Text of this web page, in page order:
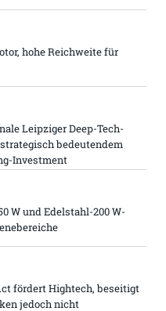
hohe Reichweite für
Leipziger Deep-Tech-
bedeutendem
Investment
W und Edelstahl-200 W-
fördert Hightech, beseitigt
jedoch nicht